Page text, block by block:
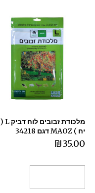
יח ) MAOZ דגם 34218
₪35.00